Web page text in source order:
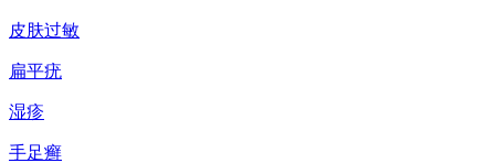
皮肤过敏
扁平疣
湿疹
手足癣